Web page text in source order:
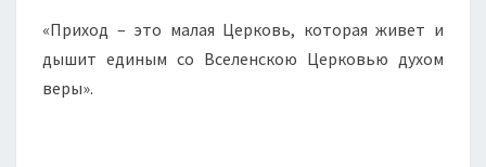
«Приход – это малая Церковь, которая живет и
дышит единым со Вселенскою Церковью духом
веры».